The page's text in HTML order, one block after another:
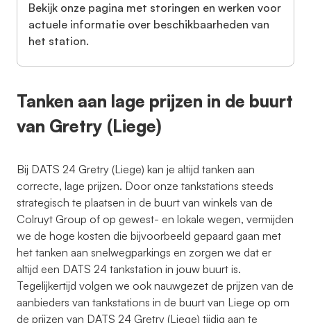
Bekijk onze pagina met storingen en werken voor
actuele informatie over beschikbaarheden van
het station.
Tanken aan lage prijzen in de buurt
van Gretry (Liege)
Bij DATS 24 Gretry (Liege) kan je altijd tanken aan
correcte, lage prijzen. Door onze tankstations steeds
strategisch te plaatsen in de buurt van winkels van de
Colruyt Group of op gewest- en lokale wegen, vermijden
we de hoge kosten die bijvoorbeeld gepaard gaan met
het tanken aan snelwegparkings en zorgen we dat er
altijd een DATS 24 tankstation in jouw buurt is.
Tegelijkertijd volgen we ook nauwgezet de prijzen van de
aanbieders van tankstations in de buurt van Liege op om
de prijzen van DATS 24 Gretry (Liege) tijdig aan te